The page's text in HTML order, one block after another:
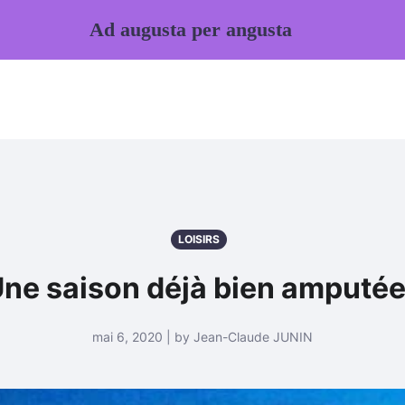
LOISIRS
saison déjà bien
mai 6, 2020 | by Jean-Claude JUNIN
Ad augusta per angusta